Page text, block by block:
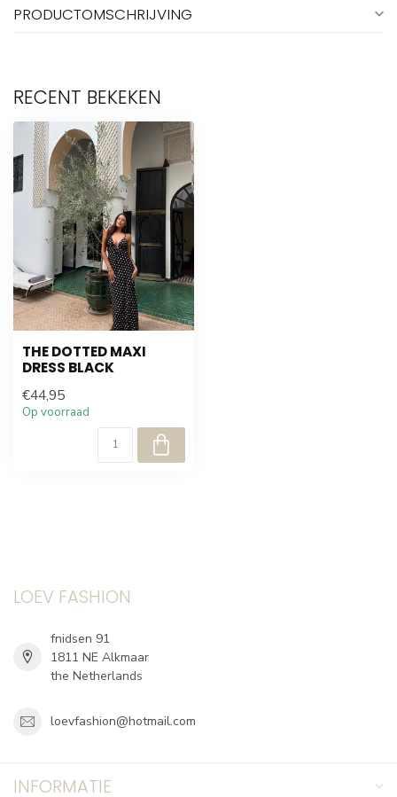
PRODUCTOMSCHRIJVING
RECENT BEKEKEN
THE DOTTED MAXI
DRESS BLACK
€44,95
Op voorraad
LOEV FASHION
fnidsen 91
1811 NE Alkmaar
the Netherlands
loevfashion@hotmail.com
INFORMATIE